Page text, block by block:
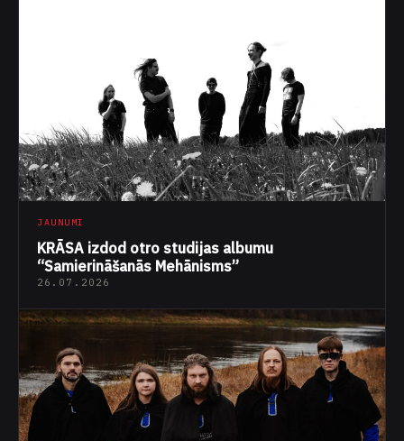
JAUNUMI
KRĀSA izdod otro studijas albumu
“Samierināšanās Mehānisms”
26.07.2026